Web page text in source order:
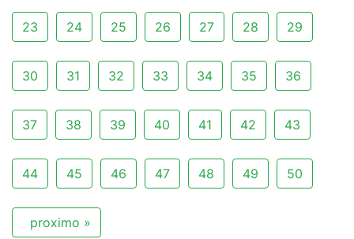
23 24 25 26 27 28 29
30 31 32 33 34 35 36
37 38 39 40 41 42 43
44 45 46 47 48 49 50
proximo »